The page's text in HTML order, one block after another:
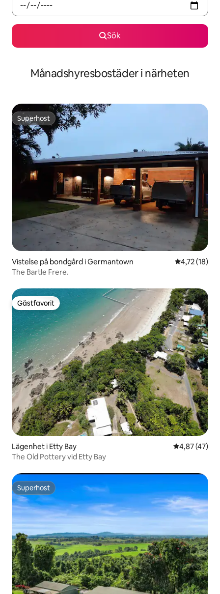
Sök
Månadshyresbostäder i närheten
Superhost
Superhost
Vistelse på bondgård i Germantown 4,72 av 5 i
4,72 (18)
The Bartle Frere.
Gästfavorit
Gästfavorit
Lägenhet i Etty Bay 4,87 av 5 i
4,87 (47)
The Old Pottery vid Etty Bay
Superhost
Superhost